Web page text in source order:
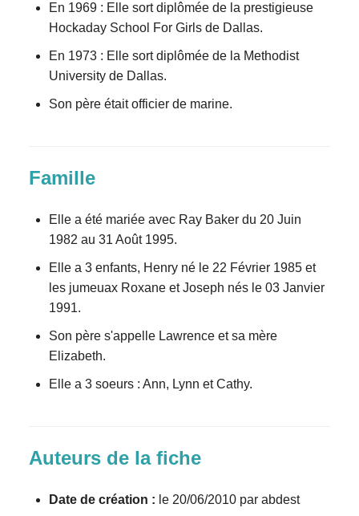
En 1969 : Elle sort diplômée de la prestigieuse
Hockaday School For Girls de Dallas.
En 1973 : Elle sort diplômée de la Methodist
University de Dallas.
Son père était officier de marine.
Famille
Elle a été mariée avec Ray Baker du 20 Juin
1982 au 31 Août 1995.
Elle a 3 enfants, Henry né le 22 Février 1985 et
les jumeuax Roxane et Joseph nés le 03 Janvier
1991.
Son père s'appelle Lawrence et sa mère
Elizabeth.
Elle a 3 soeurs : Ann, Lynn et Cathy.
Auteurs de la fiche
Date de création : le 20/06/2010 par abdest